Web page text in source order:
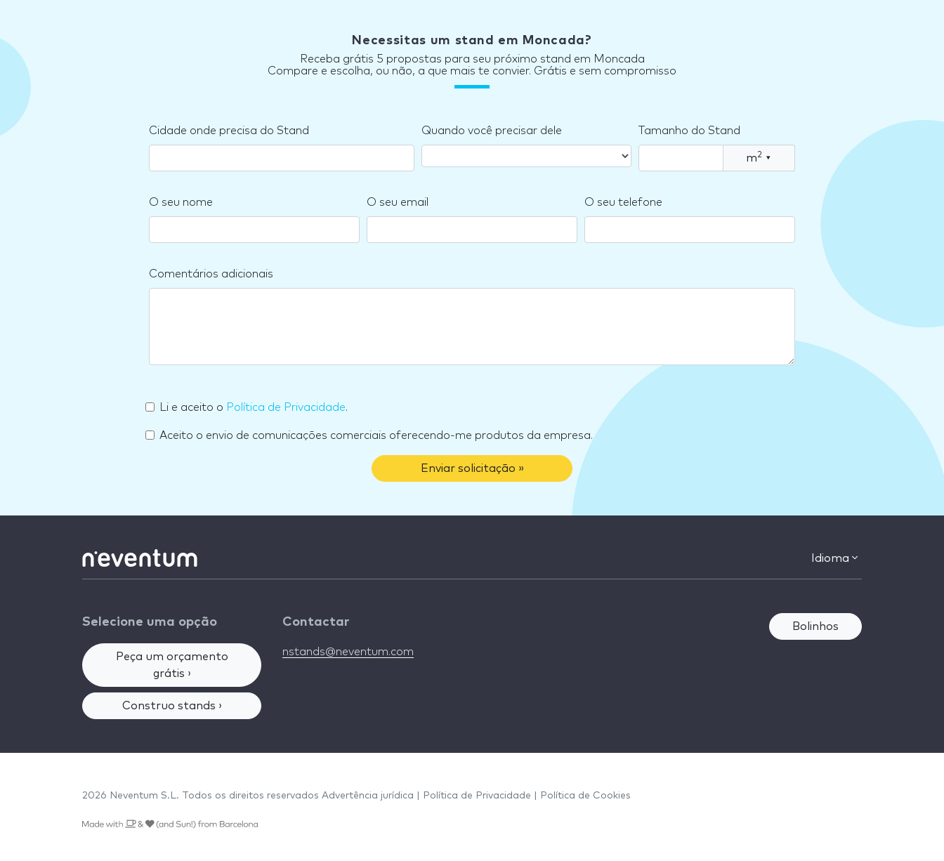
Necessitas um stand em Moncada?
Receba grátis 5 propostas para seu próximo stand em Moncada
Compare e escolha, ou não, a que mais te convier. Grátis e sem compromisso
Cidade onde precisa do Stand Quando você precisar dele Tamanho do Stand
m2 ▾
O seu nome O seu email O seu telefone
Comentários adicionais
Li e aceito o Política de Privacidade.
Aceito o envio de comunicações comerciais oferecendo-me produtos da empresa.
Enviar solicitação »
Idioma
Selecione uma opção
Peça um orçamento
grátis ›
Construo stands ›
Contactar
nstands@neventum.com
Bolinhos
2026 Neventum S.L. Todos os direitos reservados Advertência jurídica Política de Privacidade Política de Cookies